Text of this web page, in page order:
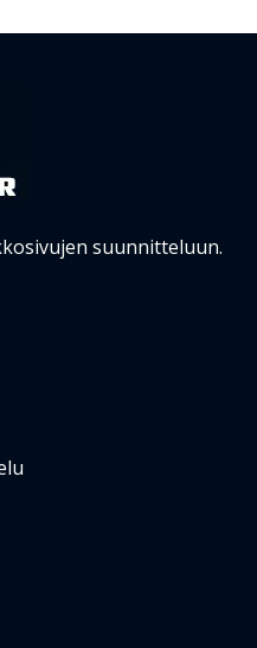
suunnitteluun.